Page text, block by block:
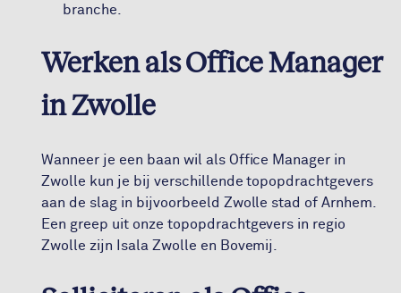
branche.
Werken als Office Manager
in Zwolle
Wanneer je een baan wil als Office Manager in
Zwolle kun je bij verschillende topopdrachtgevers
aan de slag in bijvoorbeeld Zwolle stad of Arnhem.
Een greep uit onze topopdrachtgevers in regio
Zwolle zijn Isala Zwolle en Bovemij.